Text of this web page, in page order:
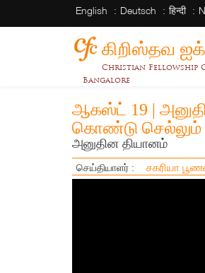
English Deutsch हिन्दी
கிறிஸ்தவ
Christian Fellowship
Bangalore
ஆகஸ்ட் 19 |
கொண்டு செல்லும்
அனுதின தியானம்
செய்தியாளர் : சகரியா